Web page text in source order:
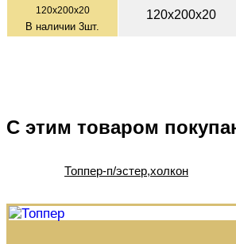
120х200х20
В наличии 3шт.
120х200х20
С этим товаром
Топпер-п/эстер,холкон